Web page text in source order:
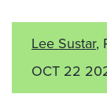
Lee Sustar,
OCT 22